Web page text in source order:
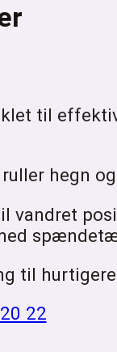
til
hegn
vandret
til
22